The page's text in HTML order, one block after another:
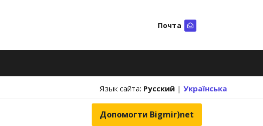
Почта
Язык сайта: Русский | Українська
Допомогти Bigmir)net